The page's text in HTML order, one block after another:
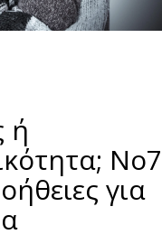
ή
για